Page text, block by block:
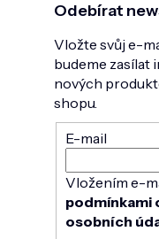
Odebírat
Vložte svůj e-
budeme zasílat
nových
shopu.
E-mail
Vložením e-
podmínkami
osobních